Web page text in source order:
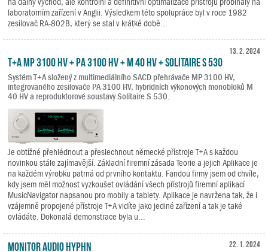
laboratorním zařízení v Anglii. Výsledkem této spolupráce byl v roce 1982
zesilovač RA-802B, který se stal v krátké době...
13. 2. 2024
T+A MP 3100 HV + PA 3100 HV + M 40 HV + Solitaire S 530
Systém T+A složený z multimediálního SACD přehrávače MP 3100 HV,
integrovaného zesilovače PA 3100 HV, hybridních výkonových monobloků M
40 HV a reproduktorové soustavy Solitaire S 530.
Je obtížné přehlédnout a přeslechnout německé přístroje T+A s každou
novinkou stále zajímavější. Základní firemní zásada Teorie a jejich Aplikace je
na každém výrobku patrná od prvního kontaktu. Fandou firmy jsem od chvíle,
kdy jsem měl možnost vyzkoušet ovládání všech přístrojů firemní aplikací
MusicNavigator napsanou pro mobily a tablety. Aplikace je navržena tak, že i
vzájemně propojené přístroje T+A vidíte jako jediné zařízení a tak je také
ovládáte. Dokonalá demonstrace byla u...
22. 1. 2024
Monitor Audio Hyphn